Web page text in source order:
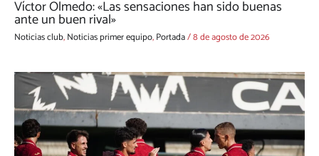
Víctor Olmedo: «Las sensaciones han sido buenas
ante un buen rival»
Noticias club,Noticias primer equipo,Portada/8 de agosto de 2026